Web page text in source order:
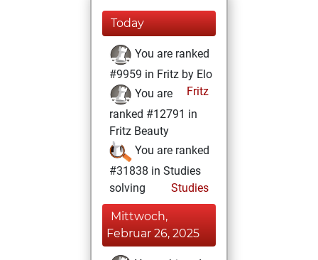
Today
You are ranked
#9959 in Fritz by Elo
Fritz
You are
ranked #12791 in
Fritz Beauty
You are ranked
#31838 in Studies
solving
Studies
Mittwoch,
Februar 26, 2025